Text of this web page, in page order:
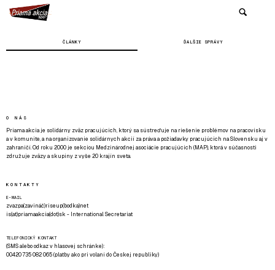
ČLÁNKY ĎALŠIE SPRÁVY
O NÁS
Priama akcia je solidárny zväz pracujúcich, ktorý sa sústreďuje na riešenie problémov na pracovisku
a v komunite, a na organizovanie solidárnych akcií za práva a požiadavky pracujúcich na Slovensku aj v
zahraničí. Od roku 2000 je sekciou Medzinárodnej asociácie pracujúcich (MAP), ktorá v súčasnosti
združuje zväzy a skupiny z vyše 20 krajín sveta.
KONTAKTY
E-MAIL
zvazpa(zavináč)riseup(bodka)net
is(at)priamaakcia(dot)sk - International Secretariat
TELEFONICKÝ KONTAKT
(SMS alebo odkaz v hlasovej schránke):
00420 735 082 065 (platby ako pri volaní do Českej republiky)